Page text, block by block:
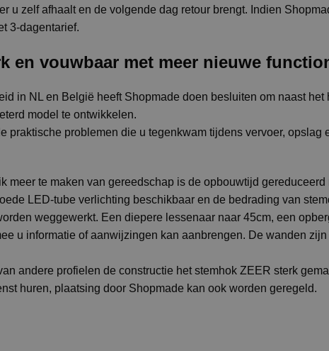
u zelf afhaalt en de volgende dag retour brengt. Indien
3-dagentarief.
en vouwbaar met meer nieuwe
in NL en België heeft Shopmade doen besluiten om naast
model te ontwikkelen.
praktische problemen die u tegenkwam tijdens vervoer, opslag
meer te maken van gereedschap is de opbouwtijd
LED-tube verlichting beschikbaar en de bedrading van
weggewerkt. Een diepere lessenaar naar 45cm, een
u informatie of aanwijzingen kan aanbrengen. De wanden
andere profielen de constructie het stemhok ZEER sterk
huren, plaatsing door Shopmade kan ook worden geregeld.